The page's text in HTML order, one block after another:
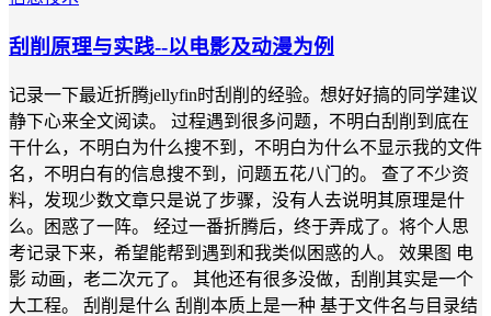
刮削原理与实践--以电影及动漫为例
记录一下最近折腾jellyfin时刮削的经验。想好好搞的同学建议
静下心来全文阅读。 过程遇到很多问题，不明白刮削到底在
干什么，不明白为什么搜不到，不明白为什么不显示我的文件
名，不明白有的信息搜不到，问题五花八门的。 查了不少资
料，发现少数文章只是说了步骤，没有人去说明其原理是什
么。困惑了一阵。 经过一番折腾后，终于弄成了。将个人思
考记录下来，希望能帮到遇到和我类似困惑的人。 效果图 电
影 动画，老二次元了。 其他还有很多没做，刮削其实是一个
大工程。 刮削是什么 刮削本质上是一种 基于文件名与目录结